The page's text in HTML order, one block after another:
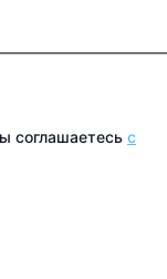
соглашаетесь с